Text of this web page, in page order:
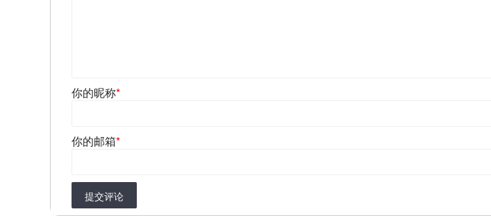
你的昵称*
你的邮箱*
提交评论